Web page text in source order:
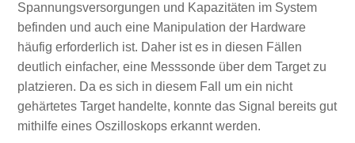
Spannungsversorgungen und Kapazitäten im System
befinden und auch eine Manipulation der Hardware
häufig erforderlich ist. Daher ist es in diesen Fällen
deutlich einfacher, eine Messsonde über dem Target zu
platzieren. Da es sich in diesem Fall um ein nicht
gehärtetes Target handelte, konnte das Signal bereits gut
mithilfe eines Oszilloskops erkannt werden.